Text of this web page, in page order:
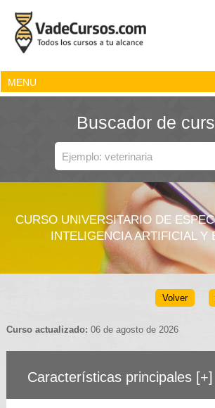
MENU
Buscador de
CURSO UNIVERSITARIO DE
INTELIGENCIA ARTIFICIAL Y
Volver
Curso actualizado: 06 de agosto de 2026
Características principales [+]